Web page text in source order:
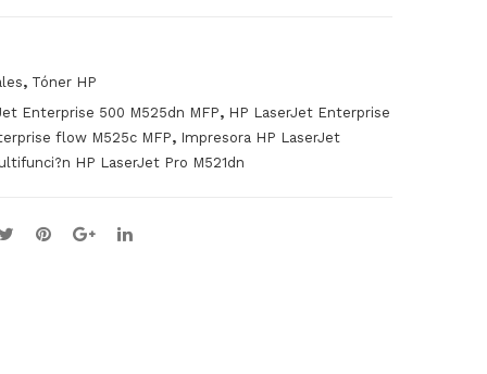
, Tóner HP
Enterprise 500 M525dn MFP, HP LaserJet Enterprise
flow M525c MFP, Impresora HP LaserJet
HP LaserJet Pro M521dn